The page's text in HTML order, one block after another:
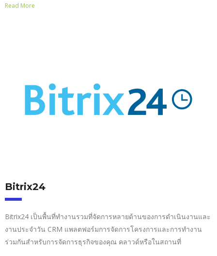
Read More
Bitrix24
Bitrix24 เป็นพื้นที่ทำงานรวมที่จัดการหลายด้านของการดำเนินงานและ
งานประจำวัน CRM แพลตฟอร์มการจัดการโครงการและการทำงาน
ร่วมกันสำหรับการจัดการธุรกิจของคุณ คลาวด์หรือในสถานที่